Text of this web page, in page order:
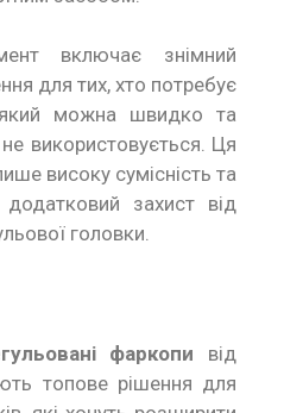
включає знімний
для тих, хто потребує
який можна швидко та
використовується. Ця
високу сумісність та
захист від
головки.
фаркопи від
топове рішення для